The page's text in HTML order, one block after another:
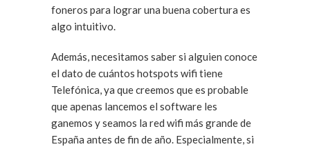
foneros para lograr una buena cobertura es
algo intuitivo.
Además, necesitamos saber si alguien conoce
el dato de cuántos hotspots wifi tiene
Telefónica, ya que creemos que es probable
que apenas lancemos el software les
ganemos y seamos la red wifi más grande de
España antes de fin de año. Especialmente, si